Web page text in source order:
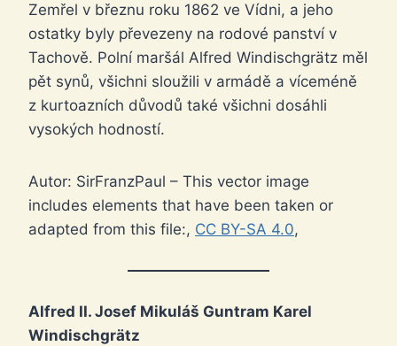
Zemřel v březnu roku 1862 ve Vídni, a jeho
ostatky byly převezeny na rodové panství v
Tachově. Polní maršál Alfred Windischgrätz měl
pět synů, všichni sloužili v armádě a víceméně
z kurtoazních důvodů také všichni dosáhli
vysokých hodností.
Autor: SirFranzPaul – This vector image
includes elements that have been taken or
adapted from this file:, CC BY-SA 4.0,
Alfred II. Josef Mikuláš Guntram Karel
Windischgrätz